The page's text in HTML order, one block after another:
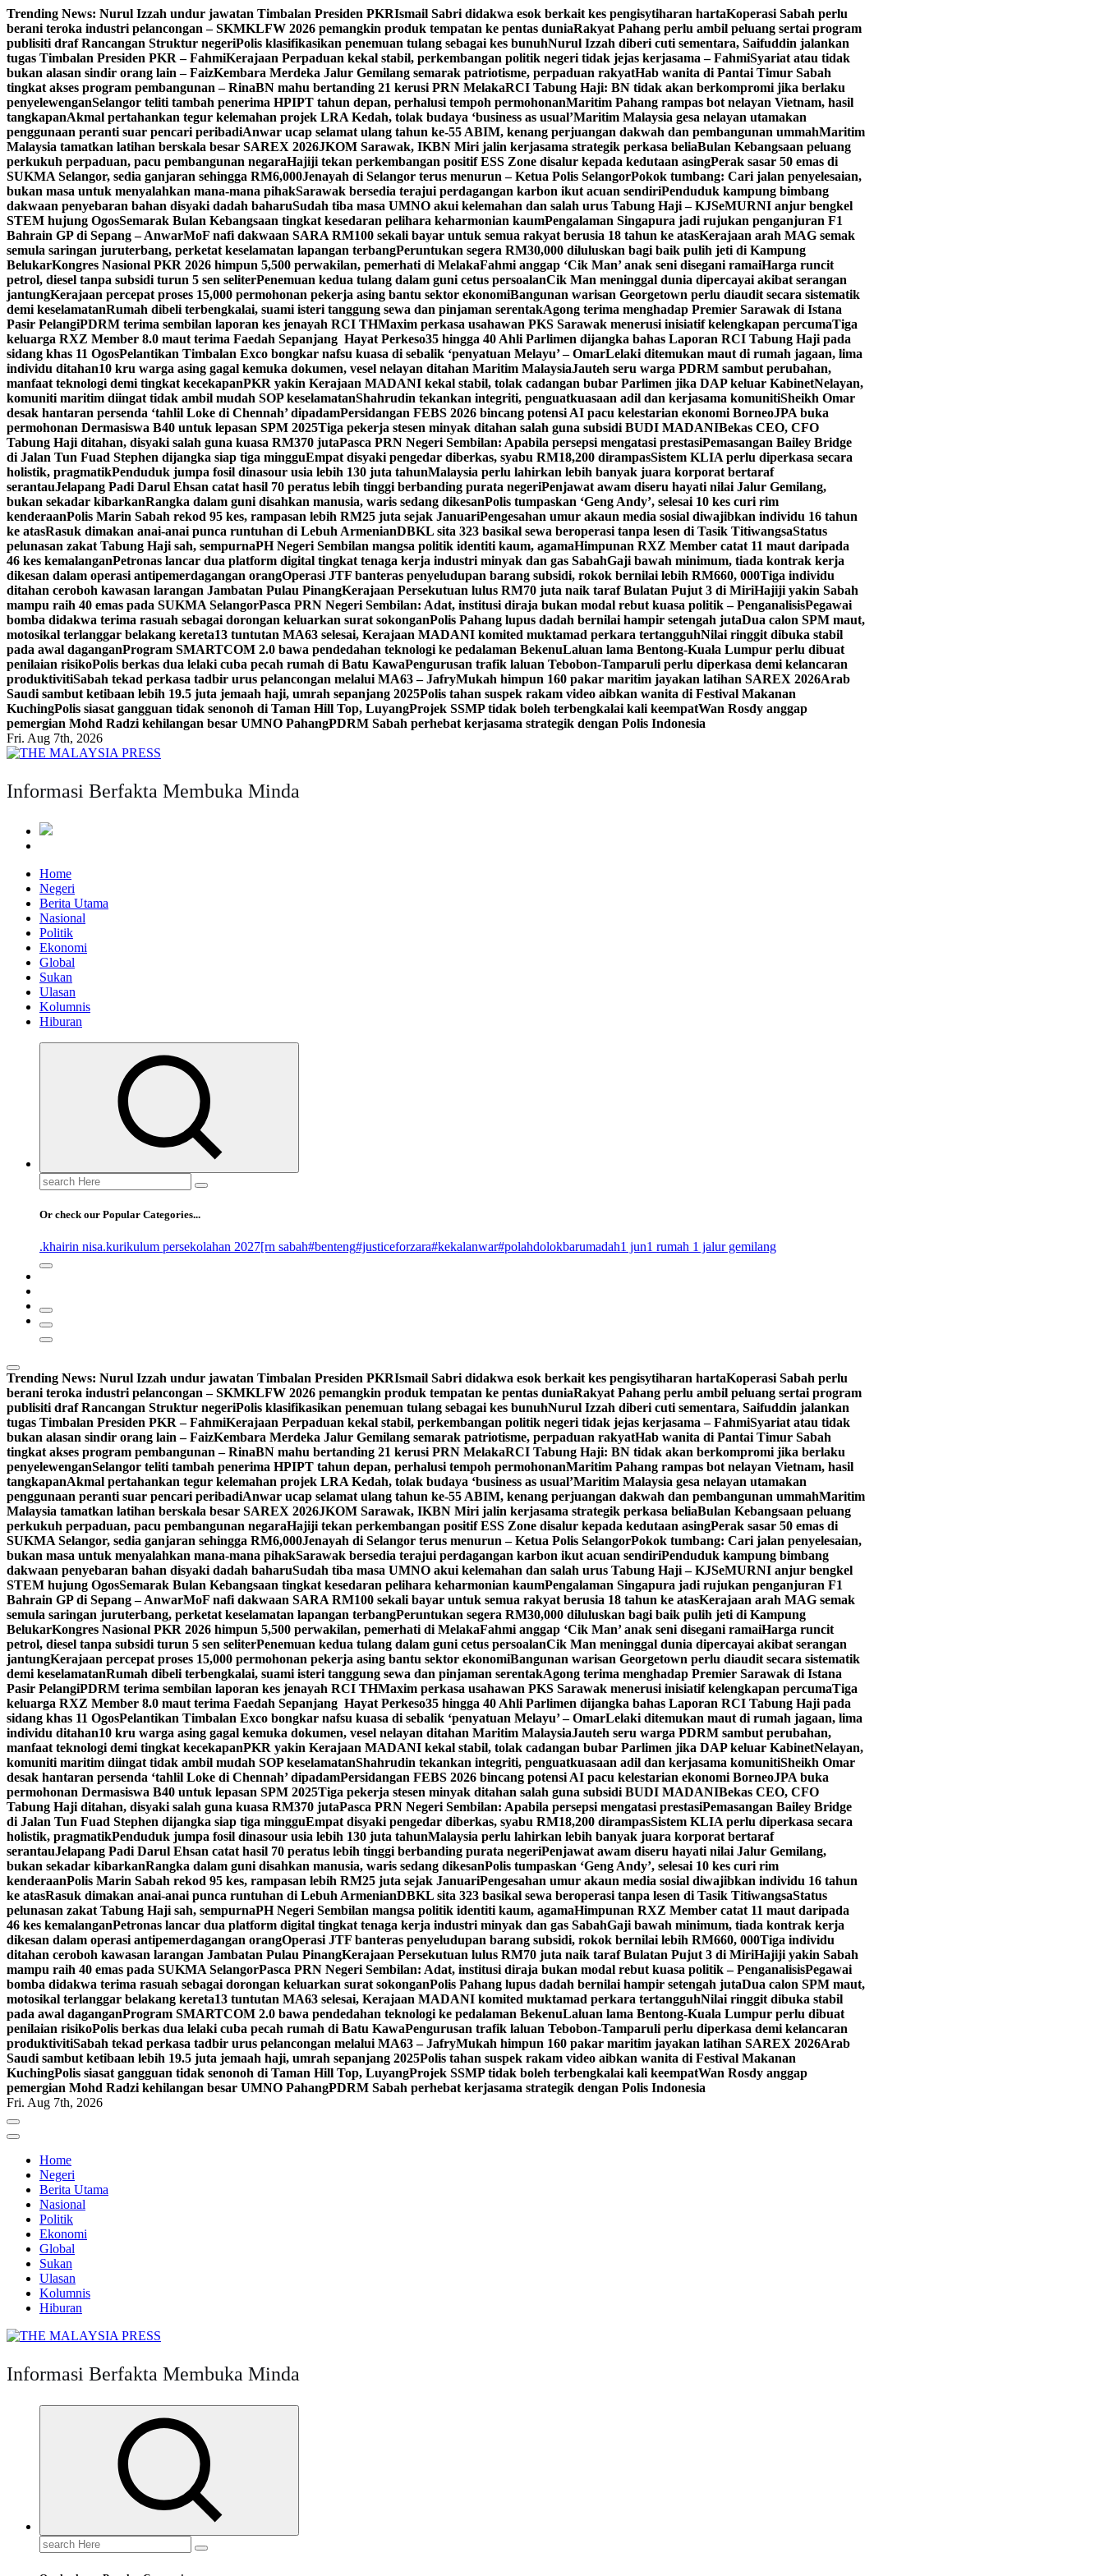
Skip
to
content
Trending News: Nurul Izzah undur jawatan Timbalan Presiden PKRIsmail Sabri didakwa esok berkait kes pengisytiharan hartaKoperasi Sabah perlu
berani teroka industri pelancongan – SKMKLFW 2026 pemangkin produk tempatan ke pentas duniaRakyat Pahang perlu ambil peluang sertai program
publisiti draf Rancangan Struktur negeriPolis klasifikasikan penemuan tulang sebagai kes bunuhNurul Izzah diberi cuti sementara, Saifuddin jalankan
tugas Timbalan Presiden PKR – FahmiKerajaan Perpaduan kekal stabil, perkembangan politik negeri tidak jejas kerjasama – FahmiSyariat atau tidak
bukan alasan sindir orang lain – FaizKembara Merdeka Jalur Gemilang semarak patriotisme, perpaduan rakyatHab wanita di Pantai Timur Sabah
tingkat akses program pembangunan – RinaBN mahu bertanding 21 kerusi PRN MelakaRCI Tabung Haji: BN tidak akan berkompromi jika berlaku
penyelewenganSelangor teliti tambah penerima HPIPT tahun depan, perhalusi tempoh permohonanMaritim Pahang rampas bot nelayan Vietnam, hasil
tangkapanAkmal pertahankan tegur kelemahan projek LRA Kedah, tolak budaya ‘business as usual’Maritim Malaysia gesa nelayan utamakan
penggunaan peranti suar pencari peribadiAnwar ucap selamat ulang tahun ke-55 ABIM, kenang perjuangan dakwah dan pembangunan ummahMaritim
Malaysia tamatkan latihan berskala besar SAREX 2026JKOM Sarawak, IKBN Miri jalin kerjasama strategik perkasa beliaBulan Kebangsaan peluang
perkukuh perpaduan, pacu pembangunan negaraHajiji tekan perkembangan positif ESS Zone disalur kepada kedutaan asingPerak sasar 50 emas di
SUKMA Selangor, sedia ganjaran sehingga RM6,000Jenayah di Selangor terus menurun – Ketua Polis SelangorPokok tumbang: Cari jalan penyelesaian,
bukan masa untuk menyalahkan mana-mana pihakSarawak bersedia terajui perdagangan karbon ikut acuan sendiriPenduduk kampung bimbang
dakwaan penyebaran bahan disyaki dadah baharuSudah tiba masa UMNO akui kelemahan dan salah urus Tabung Haji – KJSeMURNI anjur bengkel
STEM hujung OgosSemarak Bulan Kebangsaan tingkat kesedaran pelihara keharmonian kaumPengalaman Singapura jadi rujukan penganjuran F1
Bahrain GP di Sepang – AnwarMoF nafi dakwaan SARA RM100 sekali bayar untuk semua rakyat berusia 18 tahun ke atasKerajaan arah MAG semak
semula saringan juruterbang, perketat keselamatan lapangan terbangPeruntukan segera RM30,000 diluluskan bagi baik pulih jeti di Kampung
BelukarKongres Nasional PKR 2026 himpun 5,500 perwakilan, pemerhati di MelakaFahmi anggap ‘Cik Man’ anak seni disegani ramaiHarga runcit
petrol, diesel tanpa subsidi turun 5 sen seliterPenemuan kedua tulang dalam guni cetus persoalanCik Man meninggal dunia dipercayai akibat serangan
jantungKerajaan percepat proses 15,000 permohonan pekerja asing bantu sektor ekonomiBangunan warisan Georgetown perlu diaudit secara sistematik
demi keselamatanRumah dibeli terbengkalai, suami isteri tanggung sewa dan pinjaman serentakAgong terima menghadap Premier Sarawak di Istana
Pasir PelangiPDRM terima sembilan laporan kes jenayah RCI THMaxim perkasa usahawan PKS Sarawak menerusi inisiatif kelengkapan percumaTiga
keluarga RXZ Member 8.0 maut terima Faedah Sepanjang Hayat Perkeso35 hingga 40 Ahli Parlimen dijangka bahas Laporan RCI Tabung Haji pada
sidang khas 11 OgosPelantikan Timbalan Exco bongkar nafsu kuasa di sebalik ‘penyatuan Melayu’ – OmarLelaki ditemukan maut di rumah jagaan, lima
individu ditahan10 kru warga asing gagal kemuka dokumen, vesel nelayan ditahan Maritim MalaysiaJauteh seru warga PDRM sambut perubahan,
manfaat teknologi demi tingkat kecekapanPKR yakin Kerajaan MADANI kekal stabil, tolak cadangan bubar Parlimen jika DAP keluar KabinetNelayan,
komuniti maritim diingat tidak ambil mudah SOP keselamatanShahrudin tekankan integriti, penguatkuasaan adil dan kerjasama komunitiSheikh Omar
desak hantaran persenda ‘tahlil Loke di Chennah’ dipadamPersidangan FEBS 2026 bincang potensi AI pacu kelestarian ekonomi BorneoJPA buka
permohonan Dermasiswa B40 untuk lepasan SPM 2025Tiga pekerja stesen minyak ditahan salah guna subsidi BUDI MADANIBekas CEO, CFO
Tabung Haji ditahan, disyaki salah guna kuasa RM370 jutaPasca PRN Negeri Sembilan: Apabila persepsi mengatasi prestasiPemasangan Bailey Bridge
di Jalan Tun Fuad Stephen dijangka siap tiga mingguEmpat disyaki pengedar diberkas, syabu RM18,200 dirampasSistem KLIA perlu diperkasa secara
holistik, pragmatikPenduduk jumpa fosil dinasour usia lebih 130 juta tahunMalaysia perlu lahirkan lebih banyak juara korporat bertaraf
serantauJelapang Padi Darul Ehsan catat hasil 70 peratus lebih tinggi berbanding purata negeriPenjawat awam diseru hayati nilai Jalur Gemilang,
bukan sekadar kibarkanRangka dalam guni disahkan manusia, waris sedang dikesanPolis tumpaskan ‘Geng Andy’, selesai 10 kes curi rim
kenderaanPolis Marin Sabah rekod 95 kes, rampasan lebih RM25 juta sejak JanuariPengesahan umur akaun media sosial diwajibkan individu 16 tahun
ke atasRasuk dimakan anai-anai punca runtuhan di Lebuh ArmenianDBKL sita 323 basikal sewa beroperasi tanpa lesen di Tasik TitiwangsaStatus
pelunasan zakat Tabung Haji sah, sempurnaPH Negeri Sembilan mangsa politik identiti kaum, agamaHimpunan RXZ Member catat 11 maut daripada
46 kes kemalanganPetronas lancar dua platform digital tingkat tenaga kerja industri minyak dan gas SabahGaji bawah minimum, tiada kontrak kerja
dikesan dalam operasi antipemerdagangan orangOperasi JTF banteras penyeludupan barang subsidi, rokok bernilai lebih RM660, 000Tiga individu
ditahan ceroboh kawasan larangan Jambatan Pulau PinangKerajaan Persekutuan lulus RM70 juta naik taraf Bulatan Pujut 3 di MiriHajiji yakin Sabah
mampu raih 40 emas pada SUKMA SelangorPasca PRN Negeri Sembilan: Adat, institusi diraja bukan modal rebut kuasa politik – PenganalisisPegawai
bomba didakwa terima rasuah sebagai dorongan keluarkan surat sokonganPolis Pahang lupus dadah bernilai hampir setengah jutaDua calon SPM maut,
motosikal terlanggar belakang kereta13 tuntutan MA63 selesai, Kerajaan MADANI komited muktamad perkara tertangguhNilai ringgit dibuka stabil
pada awal daganganProgram SMARTCOM 2.0 bawa pendedahan teknologi ke pedalaman BekenuLaluan lama Bentong-Kuala Lumpur perlu dibuat
penilaian risikoPolis berkas dua lelaki cuba pecah rumah di Batu KawaPengurusan trafik laluan Tebobon-Tamparuli perlu diperkasa demi kelancaran
produktivitiSabah tekad perkasa tadbir urus pelancongan melalui MA63 – JafryMukah himpun 160 pakar maritim jayakan latihan SAREX 2026Arab
Saudi sambut ketibaan lebih 19.5 juta jemaah haji, umrah sepanjang 2025Polis tahan suspek rakam video aibkan wanita di Festival Makanan
KuchingPolis siasat gangguan tidak senonoh di Taman Hill Top, LuyangProjek SSMP tidak boleh terbengkalai kali keempatWan Rosdy anggap
pemergian Mohd Radzi kehilangan besar UMNO PahangPDRM Sabah perhebat kerjasama strategik dengan Polis Indonesia
Fri. Aug 7th, 2026
Informasi Berfakta Membuka Minda
Home
Negeri
Berita Utama
Nasional
Politik
Ekonomi
Global
Sukan
Ulasan
Kolumnis
Hiburan
Search
for:
Or check our Popular Categories...
.khairin nisa.kurikulum persekolahan 2027[rn sabah#benteng#justiceforzara#kekalanwar#polahdolokbarumadah1 jun1 rumah 1 jalur gemilang
Trending News: Nurul Izzah undur jawatan Timbalan Presiden PKRIsmail Sabri didakwa esok berkait kes pengisytiharan hartaKoperasi Sabah perlu
berani teroka industri pelancongan – SKMKLFW 2026 pemangkin produk tempatan ke pentas duniaRakyat Pahang perlu ambil peluang sertai program
publisiti draf Rancangan Struktur negeriPolis klasifikasikan penemuan tulang sebagai kes bunuhNurul Izzah diberi cuti sementara, Saifuddin jalankan
tugas Timbalan Presiden PKR – FahmiKerajaan Perpaduan kekal stabil, perkembangan politik negeri tidak jejas kerjasama – FahmiSyariat atau tidak
bukan alasan sindir orang lain – FaizKembara Merdeka Jalur Gemilang semarak patriotisme, perpaduan rakyatHab wanita di Pantai Timur Sabah
tingkat akses program pembangunan – RinaBN mahu bertanding 21 kerusi PRN MelakaRCI Tabung Haji: BN tidak akan berkompromi jika berlaku
penyelewenganSelangor teliti tambah penerima HPIPT tahun depan, perhalusi tempoh permohonanMaritim Pahang rampas bot nelayan Vietnam, hasil
tangkapanAkmal pertahankan tegur kelemahan projek LRA Kedah, tolak budaya ‘business as usual’Maritim Malaysia gesa nelayan utamakan
penggunaan peranti suar pencari peribadiAnwar ucap selamat ulang tahun ke-55 ABIM, kenang perjuangan dakwah dan pembangunan ummahMaritim
Malaysia tamatkan latihan berskala besar SAREX 2026JKOM Sarawak, IKBN Miri jalin kerjasama strategik perkasa beliaBulan Kebangsaan peluang
perkukuh perpaduan, pacu pembangunan negaraHajiji tekan perkembangan positif ESS Zone disalur kepada kedutaan asingPerak sasar 50 emas di
SUKMA Selangor, sedia ganjaran sehingga RM6,000Jenayah di Selangor terus menurun – Ketua Polis SelangorPokok tumbang: Cari jalan penyelesaian,
bukan masa untuk menyalahkan mana-mana pihakSarawak bersedia terajui perdagangan karbon ikut acuan sendiriPenduduk kampung bimbang
dakwaan penyebaran bahan disyaki dadah baharuSudah tiba masa UMNO akui kelemahan dan salah urus Tabung Haji – KJSeMURNI anjur bengkel
STEM hujung OgosSemarak Bulan Kebangsaan tingkat kesedaran pelihara keharmonian kaumPengalaman Singapura jadi rujukan penganjuran F1
Bahrain GP di Sepang – AnwarMoF nafi dakwaan SARA RM100 sekali bayar untuk semua rakyat berusia 18 tahun ke atasKerajaan arah MAG semak
semula saringan juruterbang, perketat keselamatan lapangan terbangPeruntukan segera RM30,000 diluluskan bagi baik pulih jeti di Kampung
BelukarKongres Nasional PKR 2026 himpun 5,500 perwakilan, pemerhati di MelakaFahmi anggap ‘Cik Man’ anak seni disegani ramaiHarga runcit
petrol, diesel tanpa subsidi turun 5 sen seliterPenemuan kedua tulang dalam guni cetus persoalanCik Man meninggal dunia dipercayai akibat serangan
jantungKerajaan percepat proses 15,000 permohonan pekerja asing bantu sektor ekonomiBangunan warisan Georgetown perlu diaudit secara sistematik
demi keselamatanRumah dibeli terbengkalai, suami isteri tanggung sewa dan pinjaman serentakAgong terima menghadap Premier Sarawak di Istana
Pasir PelangiPDRM terima sembilan laporan kes jenayah RCI THMaxim perkasa usahawan PKS Sarawak menerusi inisiatif kelengkapan percumaTiga
keluarga RXZ Member 8.0 maut terima Faedah Sepanjang Hayat Perkeso35 hingga 40 Ahli Parlimen dijangka bahas Laporan RCI Tabung Haji pada
sidang khas 11 OgosPelantikan Timbalan Exco bongkar nafsu kuasa di sebalik ‘penyatuan Melayu’ – OmarLelaki ditemukan maut di rumah jagaan, lima
individu ditahan10 kru warga asing gagal kemuka dokumen, vesel nelayan ditahan Maritim MalaysiaJauteh seru warga PDRM sambut perubahan,
manfaat teknologi demi tingkat kecekapanPKR yakin Kerajaan MADANI kekal stabil, tolak cadangan bubar Parlimen jika DAP keluar KabinetNelayan,
komuniti maritim diingat tidak ambil mudah SOP keselamatanShahrudin tekankan integriti, penguatkuasaan adil dan kerjasama komunitiSheikh Omar
desak hantaran persenda ‘tahlil Loke di Chennah’ dipadamPersidangan FEBS 2026 bincang potensi AI pacu kelestarian ekonomi BorneoJPA buka
permohonan Dermasiswa B40 untuk lepasan SPM 2025Tiga pekerja stesen minyak ditahan salah guna subsidi BUDI MADANIBekas CEO, CFO
Tabung Haji ditahan, disyaki salah guna kuasa RM370 jutaPasca PRN Negeri Sembilan: Apabila persepsi mengatasi prestasiPemasangan Bailey Bridge
di Jalan Tun Fuad Stephen dijangka siap tiga mingguEmpat disyaki pengedar diberkas, syabu RM18,200 dirampasSistem KLIA perlu diperkasa secara
holistik, pragmatikPenduduk jumpa fosil dinasour usia lebih 130 juta tahunMalaysia perlu lahirkan lebih banyak juara korporat bertaraf
serantauJelapang Padi Darul Ehsan catat hasil 70 peratus lebih tinggi berbanding purata negeriPenjawat awam diseru hayati nilai Jalur Gemilang,
bukan sekadar kibarkanRangka dalam guni disahkan manusia, waris sedang dikesanPolis tumpaskan ‘Geng Andy’, selesai 10 kes curi rim
kenderaanPolis Marin Sabah rekod 95 kes, rampasan lebih RM25 juta sejak JanuariPengesahan umur akaun media sosial diwajibkan individu 16 tahun
ke atasRasuk dimakan anai-anai punca runtuhan di Lebuh ArmenianDBKL sita 323 basikal sewa beroperasi tanpa lesen di Tasik TitiwangsaStatus
pelunasan zakat Tabung Haji sah, sempurnaPH Negeri Sembilan mangsa politik identiti kaum, agamaHimpunan RXZ Member catat 11 maut daripada
46 kes kemalanganPetronas lancar dua platform digital tingkat tenaga kerja industri minyak dan gas SabahGaji bawah minimum, tiada kontrak kerja
dikesan dalam operasi antipemerdagangan orangOperasi JTF banteras penyeludupan barang subsidi, rokok bernilai lebih RM660, 000Tiga individu
ditahan ceroboh kawasan larangan Jambatan Pulau PinangKerajaan Persekutuan lulus RM70 juta naik taraf Bulatan Pujut 3 di MiriHajiji yakin Sabah
mampu raih 40 emas pada SUKMA SelangorPasca PRN Negeri Sembilan: Adat, institusi diraja bukan modal rebut kuasa politik – PenganalisisPegawai
bomba didakwa terima rasuah sebagai dorongan keluarkan surat sokonganPolis Pahang lupus dadah bernilai hampir setengah jutaDua calon SPM maut,
motosikal terlanggar belakang kereta13 tuntutan MA63 selesai, Kerajaan MADANI komited muktamad perkara tertangguhNilai ringgit dibuka stabil
pada awal daganganProgram SMARTCOM 2.0 bawa pendedahan teknologi ke pedalaman BekenuLaluan lama Bentong-Kuala Lumpur perlu dibuat
penilaian risikoPolis berkas dua lelaki cuba pecah rumah di Batu KawaPengurusan trafik laluan Tebobon-Tamparuli perlu diperkasa demi kelancaran
produktivitiSabah tekad perkasa tadbir urus pelancongan melalui MA63 – JafryMukah himpun 160 pakar maritim jayakan latihan SAREX 2026Arab
Saudi sambut ketibaan lebih 19.5 juta jemaah haji, umrah sepanjang 2025Polis tahan suspek rakam video aibkan wanita di Festival Makanan
KuchingPolis siasat gangguan tidak senonoh di Taman Hill Top, LuyangProjek SSMP tidak boleh terbengkalai kali keempatWan Rosdy anggap
pemergian Mohd Radzi kehilangan besar UMNO PahangPDRM Sabah perhebat kerjasama strategik dengan Polis Indonesia
Fri. Aug 7th, 2026
Home
Negeri
Berita Utama
Nasional
Politik
Ekonomi
Global
Sukan
Ulasan
Kolumnis
Hiburan
Informasi Berfakta Membuka Minda
Search
for: